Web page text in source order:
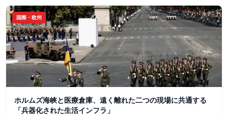
国際・欧州
ホルムズ海峡と医療倉庫、遠く離れた二つの現場に共通する
「兵器化された生活インフラ」